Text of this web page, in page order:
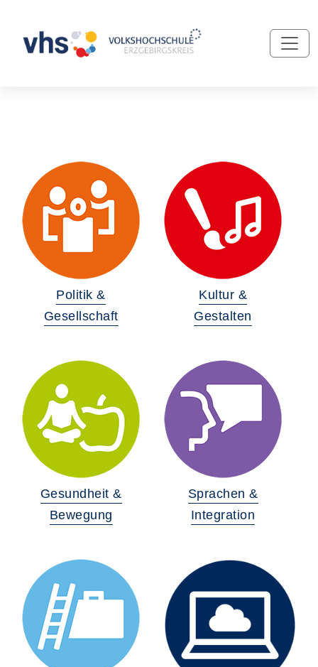
Politik &
Gesellschaft
Kultur &
Gestalten
Gesundheit &
Bewegung
Sprachen &
Integration